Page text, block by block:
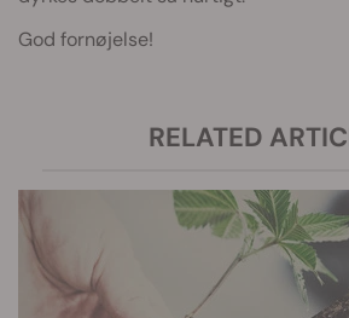
God fornøjelse!
RELATED